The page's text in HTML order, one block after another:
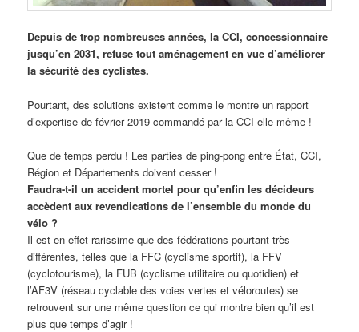
Depuis de trop nombreuses années, la CCI, concessionnaire
jusqu’en 2031, refuse tout aménagement en vue d’améliorer
la sécurité des cyclistes.
Pourtant, des solutions existent comme le montre un rapport
d’expertise de février 2019 commandé par la CCI elle-même !
Que de temps perdu ! Les parties de ping-pong entre État, CCI,
Région et Départements doivent cesser !
Faudra-t-il un accident mortel pour qu’enfin les décideurs
accèdent aux revendications de l’ensemble du monde du
vélo ?
Il est en effet rarissime que des fédérations pourtant très
différentes, telles que la FFC (cyclisme sportif), la FFV
(cyclotourisme), la FUB (cyclisme utilitaire ou quotidien) et
l’AF3V (réseau cyclable des voies vertes et véloroutes) se
retrouvent sur une même question ce qui montre bien qu’il est
plus que temps d’agir !